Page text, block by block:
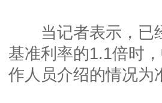
当记者表示，已经
基准利率的1.1倍时
作人员介绍的情况为